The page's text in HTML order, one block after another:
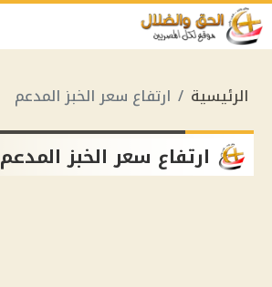
الرئيسية ارتفاع سعر الخبز المدعم
ارتفاع سعر الخبز المدعم